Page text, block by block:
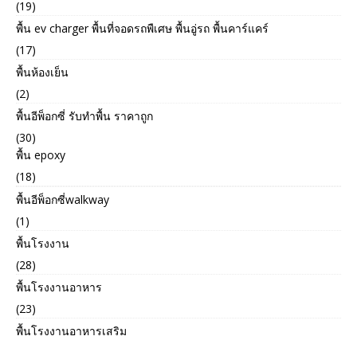
(19)
พื้น ev charger พื้นที่จอดรถพืเศษ พื้นอู่รถ พื้นคาร์แคร์
(17)
พื้นห้องเย็น
(2)
พื้นอีพ็อกซี่ รับทำพื้น ราคาถูก
(30)
พื้น epoxy
(18)
พื้นอีพ็อกซี่walkway
(1)
พื้นโรงงาน
(28)
พื้นโรงงานอาหาร
(23)
พื้นโรงงานอาหารเสริม